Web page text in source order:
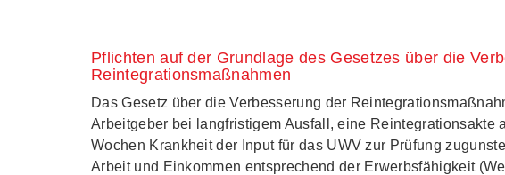
Pflichten auf der Grundlage des Gesetzes über die
Reintegrationsmaßnahmen
Das Gesetz über die Verbesserung der
Arbeitgeber bei langfristigem Ausfall, eine Reintegrationsakte
Wochen Krankheit der Input für das UWV zur Prüfung
Arbeit und Einkommen entsprechend der Erwerbsfähigkeit